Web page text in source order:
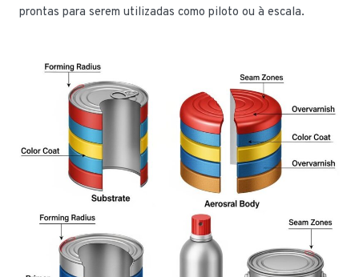
prontas para serem utilizadas como piloto ou à escala.